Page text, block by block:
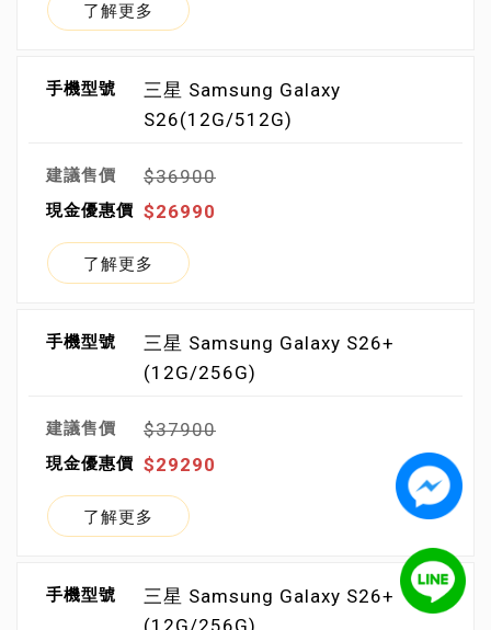
了解更多
三星 Samsung Galaxy
S26(12G/512G)
$36900
$26990
了解更多
三星 Samsung Galaxy S26+
(12G/256G)
$37900
$29290
了解更多
三星 Samsung Galaxy S26+
(12G/256G)